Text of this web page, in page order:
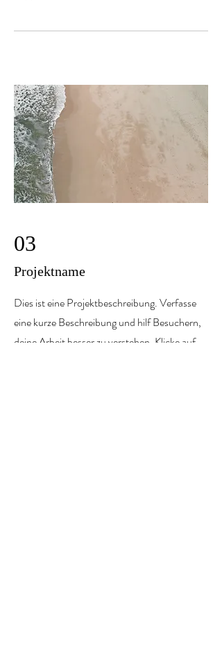
03
Projektname
Dies ist eine Projektbeschreibung. Verfasse
eine kurze Beschreibung und hilf Besuchern,
deine Arbeit besser zu verstehen. Klicke auf